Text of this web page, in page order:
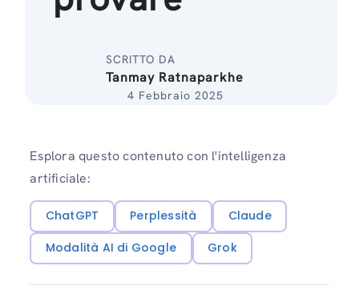
SCRITTO DA
Tanmay Ratnaparkhe
4 Febbraio 2025
Esplora questo contenuto con l'intelligenza
artificiale:
ChatGPT Perplessità
Claude
Modalità AI di Google
Grok